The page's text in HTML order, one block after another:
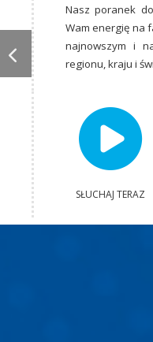
Nasz poranek
Wam energię na
najnowszym i
regionu, kraju i
SŁUCHAJ TERAZ